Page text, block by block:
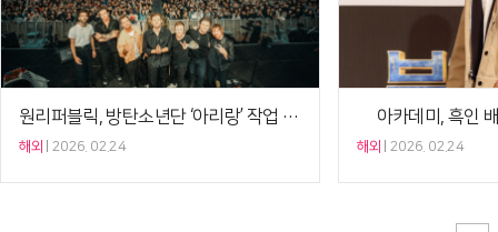
원리퍼블릭, 방탄소년단 ‘아리랑’ 작업 “더 말하면 혼나” [Ce:월드뷰]
해외 2026. 02.24 해외 2026. 02.24